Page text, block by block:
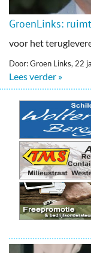
GroenLinks:
voor het
Door: Groen Links, 22
Lees verder »